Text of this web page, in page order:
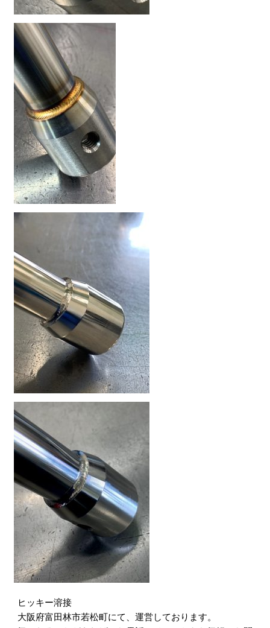
ヒッキー溶接
大阪府富田林市若松町にて、運営しております。